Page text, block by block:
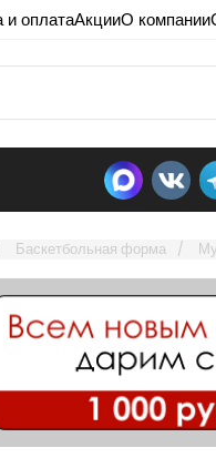
и оплатаАкцииО компании
Баскетбольная форма